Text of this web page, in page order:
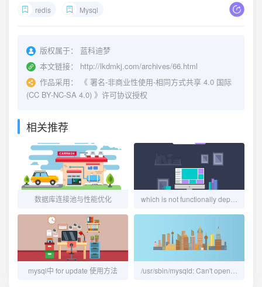
redis Mysql
版权属于：
蓝科迪梦
本文链接：
http://lkdmkj.com/archives/66.html
作品采用：
《 署名-非商业性使用-相同方式共享 4.0 国际
(CC BY-NC-SA 4.0) 》许可协议授权
相关推荐
数据库连接池与性能优化
mysql中 for update 使用方法